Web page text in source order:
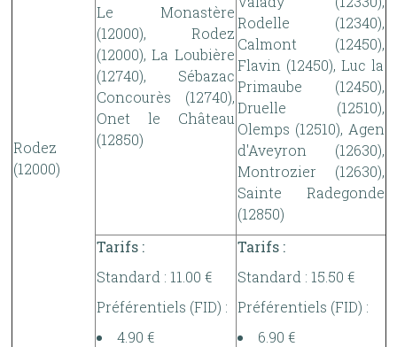
Rodez
(12000)
Le Monastère
(12000), Rodez
(12000), La Loubière
(12740), Sébazac
Concourès (12740),
Onet le Château
(12850)
Rodelle (12340),
Calmont (12450),
Flavin (12450), Luc la
Primaube (12450),
Druelle (12510),
Olemps (12510), Agen
d'Aveyron (12630),
Montrozier (12630),
Sainte Radegonde
(12850)
Tarifs :
Standard : 11.00 €
Préférentiels (FID) :
4.90 €
Tarifs :
Standard : 15.50 €
Préférentiels (FID) :
6.90 €